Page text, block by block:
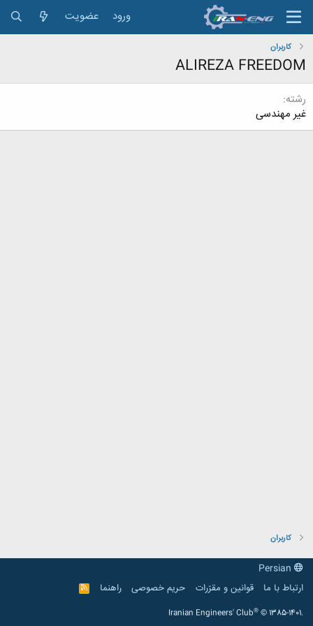
ورود عضویت
کاربران
ALIREZA FREEDOM
رشته
غیر مهندسی
کاربران
ارتباط با ما
قوانین و مقرّرات حریم خصوصی راهنما
R
S
Iranian Engineers' Club® © 1385-1401.